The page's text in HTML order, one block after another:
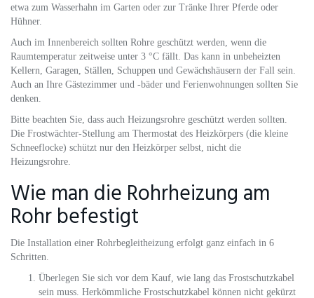
etwa zum Wasserhahn im Garten oder zur Tränke Ihrer Pferde oder
Hühner.
Auch im Innenbereich sollten Rohre geschützt werden, wenn die
Raumtemperatur zeitweise unter 3 °C fällt. Das kann in unbeheizten
Kellern, Garagen, Ställen, Schuppen und Gewächshäusern der Fall sein.
Auch an Ihre Gästezimmer und -bäder und Ferienwohnungen sollten Sie
denken.
Bitte beachten Sie, dass auch Heizungsrohre geschützt werden sollten.
Die Frostwächter-Stellung am Thermostat des Heizkörpers (die kleine
Schneeflocke) schützt nur den Heizkörper selbst, nicht die
Heizungsrohre.
Wie man die Rohrheizung am
Rohr befestigt
Die Installation einer Rohrbegleitheizung erfolgt ganz einfach in 6
Schritten.
Überlegen Sie sich vor dem Kauf, wie lang das Frostschutzkabel
sein muss. Herkömmliche Frostschutzkabel können nicht gekürzt